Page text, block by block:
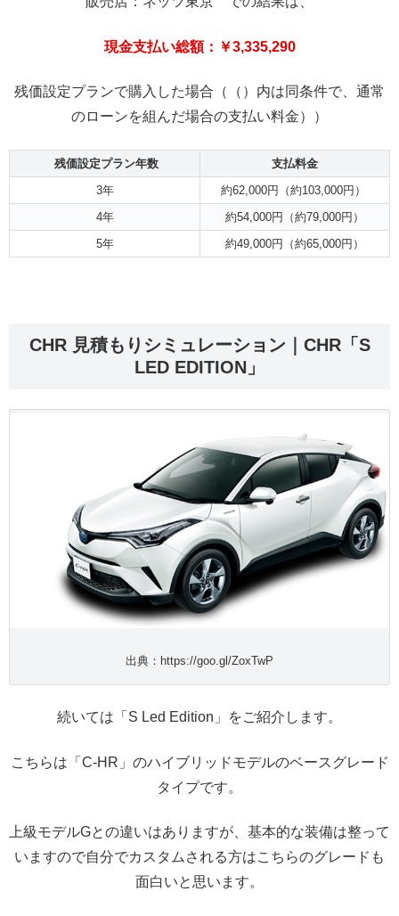
現金支払い総額：￥3,335,290
残価設定プランで購入した場合（（）内は同条件で、通常
のローンを組んだ場合の支払い料金））
残価設定プラン年数
支払料金
3年
約62,000円（約103,000円）
4年
約54,000円（約79,000円）
5年
約49,000円（約65,000円）
CHR 見積もりシミュレーション｜CHR「S
LED EDITION」
出典：https://goo.gl/ZoxTwP
続いては「S Led Edition」をご紹介します。
こちらは「C-HR」のハイブリッドモデルのベースグレード
タイプです。
上級モデルGとの違いはありますが、基本的な装備は整って
いますので自分でカスタムされる方はこちらのグレードも
面白いと思います。